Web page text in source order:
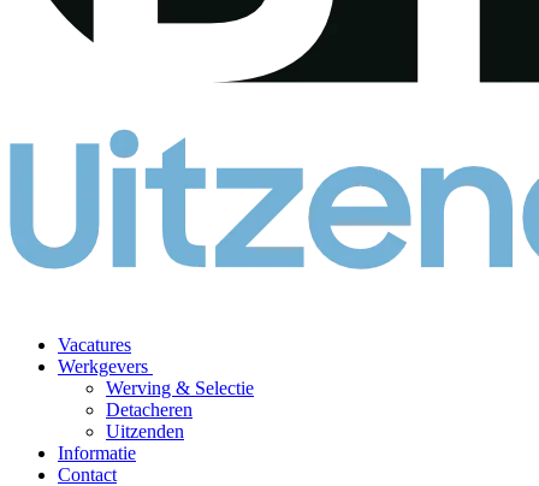
Vacatures
Werkgevers
Werving & Selectie
Detacheren
Uitzenden
Informatie
Contact